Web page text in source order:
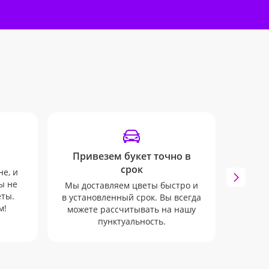
и
не
Привезем букет точно в
срок
Мы доставляем цветы быстро и
в установленный срок. Вы всегда
можете рассчитывать на нашу
пунктуальность.